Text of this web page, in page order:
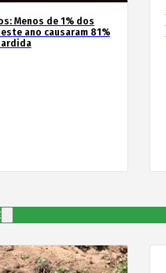
Menos de 1% dos
ano causaram 81%
ardida